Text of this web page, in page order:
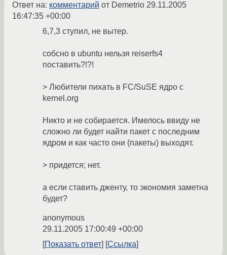
Ответ на: комментарий от Demetrio 29.11.2005
16:47:35 +00:00
6,7,3 ступил, не вытер.
собсно в ubuntu нельзя reiserfs4
поставить?!?!
> Любители пихать в FC/SuSE ядро с
kernel.org
Никто и не собирается. Имелось ввиду не
сложно ли будет найти пакет с последним
ядром и как часто они (пакеты) выходят.
> придется; нет.
а если ставить дженту, то экономия заметна
будет?
anonymous
29.11.2005 17:00:49 +00:00
Показать ответ
Ссылка